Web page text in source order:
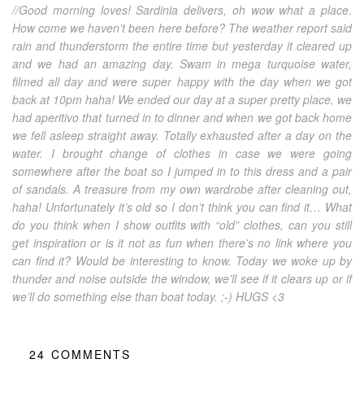
//Good morning loves! Sardinia delivers, oh wow what a place.
How come we haven’t been here before? The weather report said
rain and thunderstorm the entire time but yesterday it cleared up
and we had an amazing day. Swam in mega turquoise water,
filmed all day and were super happy with the day when we got
back at 10pm haha! We ended our day at a super pretty place, we
had aperitivo that turned in to dinner and when we got back home
we fell asleep straight away. Totally exhausted after a day on the
water. I brought change of clothes in case we were going
somewhere after the boat so I jumped in to this dress and a pair
of sandals. A treasure from my own wardrobe after cleaning out,
haha! Unfortunately it’s old so I don’t think you can find it… What
do you think when I show outfits with “old” clothes, can you still
get inspiration or is it not as fun when there’s no link where you
can find it? Would be interesting to know. Today we woke up by
thunder and noise outside the window, we’ll see if it clears up or if
we’ll do something else than boat today. ;-) HUGS <3
24 COMMENTS